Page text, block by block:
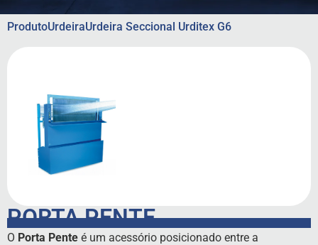
ProdutoUrdeiraUrdeira Seccional Urditex G6
PORTA PENTE
O Porta Pente é um acessório posicionado entre a